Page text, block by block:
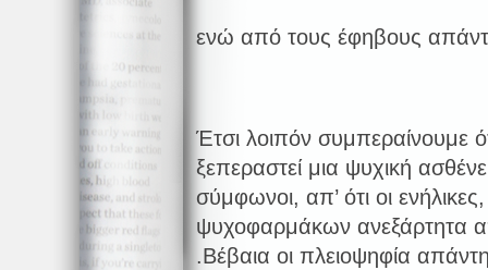
ενώ από τους έφηβους
Έτσι λοιπόν συμπεραίνουμε
ξεπεραστεί μια ψυχική
σύμφωνοι, απ’ ότι οι
ψυχοφαρμάκων ανεξάρτητα
.Βέβαια οι πλειοψηφία